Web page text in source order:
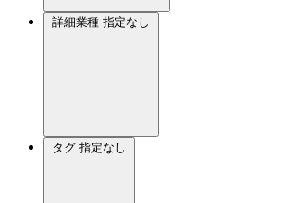
詳細業種 指定なし
タグ 指定なし